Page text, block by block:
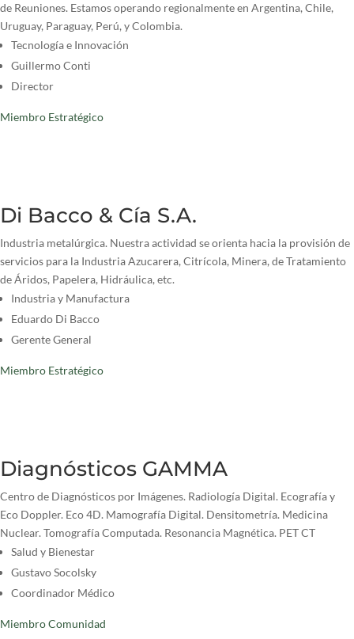
de Reuniones. Estamos operando regionalmente en Argentina, Chile,
Uruguay, Paraguay, Perú, y Colombia.
Tecnología e Innovación
Guillermo Conti
Director
Miembro Estratégico
Di Bacco & Cía S.A.
Industria metalúrgica. Nuestra actividad se orienta hacia la provisión de
servicios para la Industria Azucarera, Citrícola, Minera, de Tratamiento
de Áridos, Papelera, Hidráulica, etc.
Industria y Manufactura
Eduardo Di Bacco
Gerente General
Miembro Estratégico
Diagnósticos GAMMA
Centro de Diagnósticos por Imágenes. Radiología Digital. Ecografía y
Eco Doppler. Eco 4D. Mamografía Digital. Densitometría. Medicina
Nuclear. Tomografía Computada. Resonancia Magnética. PET CT
Salud y Bienestar
Gustavo Socolsky
Coordinador Médico
Miembro Comunidad